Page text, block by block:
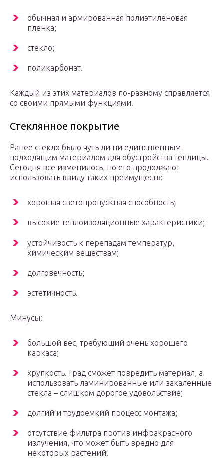
обычная и армированная полиэтиленовая
пленка;
стекло;
поликарбонат.
Каждый из этих материалов по-разному справляется
со своими прямыми функциями.
Стеклянное покрытие
Ранее стекло было чуть ли ни единственным
подходящим материалом для обустройства теплицы.
Сегодня все изменилось, но его продолжают
использовать ввиду таких преимуществ:
хорошая светопропускная способность;
высокие теплоизоляционные характеристики;
устойчивость к перепадам температур,
химическим веществам;
долговечность;
эстетичность.
Минусы:
большой вес, требующий очень хорошего
каркаса;
хрупкость. Град сможет повредить материал, а
использовать ламинированные или закаленные
стекла – слишком дорогое удовольствие;
долгий и трудоемкий процесс монтажа;
отсутствие фильтра против инфракрасного
излучения, что может быть вредно для
некоторых растений.